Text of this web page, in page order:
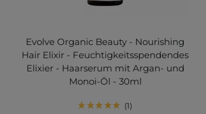
Evolve Organic Beauty - Nourishing
Hair Elixir - Feuchtigkeitsspendendes
Elixier - Haarserum mit Argan- und
Monoi-Öl - 30ml
1